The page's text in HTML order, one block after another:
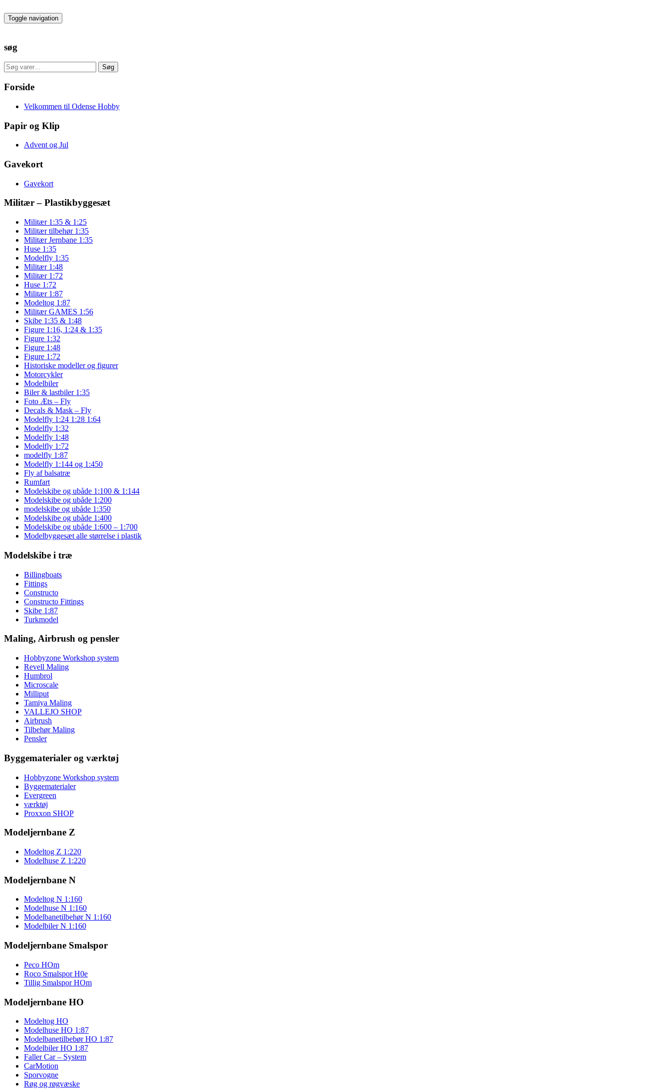
to
the
Toggle navigation
søg
Søg
efter:
Søg
Forside
Velkommen til Odense Hobby
Papir og Klip
Advent og Jul
Gavekort
Gavekort
Militær – Plastikbyggesæt
Militær 1:35 & 1:25
Militær tilbehør 1:35
Militær Jernbane 1:35
Huse 1:35
Modelfly 1:35
Militær 1:48
Militær 1:72
Huse 1:72
Militær 1:87
Modeltog 1:87
Militær GAMES 1:56
Skibe 1:35 & 1:48
Figure 1:16, 1:24 & 1:35
Figure 1:32
Figure 1:48
Figure 1:72
Historiske modeller og figurer
Motorcykler
Modelbiler
Biler & lastbiler 1:35
Foto Æts – Fly
Decals & Mask – Fly
Modelfly 1:24 1:28 1:64
Modelfly 1:32
Modelfly 1:48
Modelfly 1:72
modelfly 1:87
Modelfly 1:144 og 1:450
Fly af balsatræ
Rumfart
Modelskibe og ubåde 1:100 & 1:144
Modelskibe og ubåde 1:200
modelskibe og ubåde 1:350
Modelskibe og ubåde 1:400
Modelskibe og ubåde 1:600 – 1:700
Modelbyggesæt alle størrelse i plastik
Modelskibe i træ
Billingboats
Fittings
Constructo
Constructo Fittings
Skibe 1:87
Turkmodel
Maling, Airbrush og pensler
Hobbyzone Workshop system
Revell Maling
Humbrol
Microscale
Milliput
Tamiya Maling
VALLEJO SHOP
Airbrush
Tilbehør Maling
Pensler
Byggematerialer og værktøj
Hobbyzone Workshop system
Byggematerialer
Evergreen
værktøj
Proxxon SHOP
Modeljernbane Z
Modeltog Z 1:220
Modelhuse Z 1:220
Modeljernbane N
Modeltog N 1:160
Modelhuse N 1:160
Modelbanetilbehør N 1:160
Modelbiler N 1:160
Modeljernbane Smalspor
Peco HOm
Roco Smalspor H0e
Tillig Smalspor HOm
Modeljernbane HO
Modeltog HO
Modelhuse HO 1:87
Modelbanetilbebør HO 1:87
Modelbiler HO 1:87
Faller Car – System
CarMotion
Sporvogne
Røg og røgvæske